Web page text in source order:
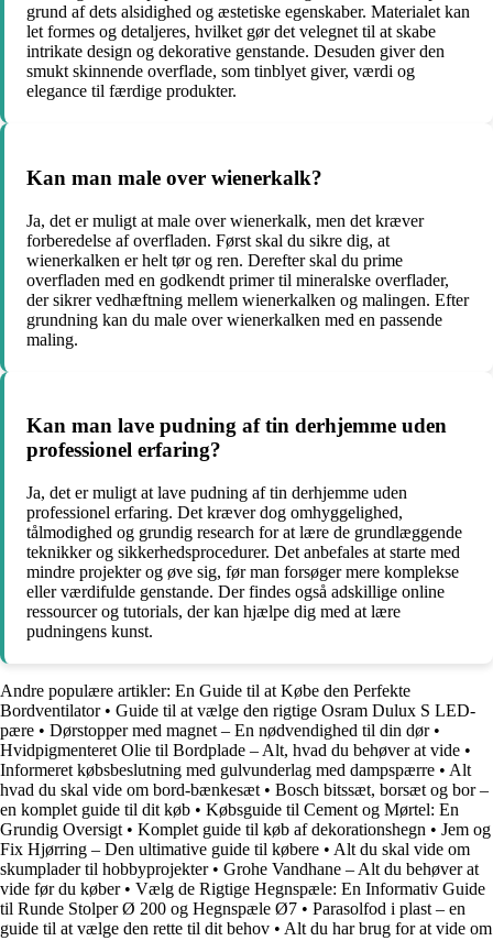
grund af dets alsidighed og æstetiske egenskaber. Materialet kan
let formes og detaljeres, hvilket gør det velegnet til at skabe
intrikate design og dekorative genstande. Desuden giver den
smukt skinnende overflade, som tinblyet giver, værdi og
elegance til færdige produkter.
Kan man male over wienerkalk?
Ja, det er muligt at male over wienerkalk, men det kræver
forberedelse af overfladen. Først skal du sikre dig, at
wienerkalken er helt tør og ren. Derefter skal du prime
overfladen med en godkendt primer til mineralske overflader,
der sikrer vedhæftning mellem wienerkalken og malingen. Efter
grundning kan du male over wienerkalken med en passende
maling.
Kan man lave pudning af tin derhjemme uden
professionel erfaring?
Ja, det er muligt at lave pudning af tin derhjemme uden
professionel erfaring. Det kræver dog omhyggelighed,
tålmodighed og grundig research for at lære de grundlæggende
teknikker og sikkerhedsprocedurer. Det anbefales at starte med
mindre projekter og øve sig, før man forsøger mere komplekse
eller værdifulde genstande. Der findes også adskillige online
ressourcer og tutorials, der kan hjælpe dig med at lære
pudningens kunst.
Andre populære artikler: En Guide til at Købe den Perfekte
Bordventilator• Guide til at vælge den rigtige Osram Dulux S LED-
pære • Dørstopper med magnet – En nødvendighed til din dør•
Hvidpigmenteret Olie til Bordplade – Alt, hvad du behøver at vide •
Informeret købsbeslutning med gulvunderlag med dampspærre • Alt
hvad du skal vide om bord-bænkesæt • Bosch bitssæt, borsæt og bor –
en komplet guide til dit køb • Købsguide til Cement og Mørtel: En
Grundig Oversigt • Komplet guide til køb af dekorationshegn • Jem og
Fix Hjørring – Den ultimative guide til købere • Alt du skal vide om
skumplader til hobbyprojekter• Grohe Vandhane – Alt du behøver at
vide før du køber• Vælg de Rigtige Hegnspæle: En Informativ Guide
til Runde Stolper Ø 200 og Hegnspæle Ø7 • Parasolfod i plast – en
guide til at vælge den rette til dit behov • Alt du har brug for at vide om